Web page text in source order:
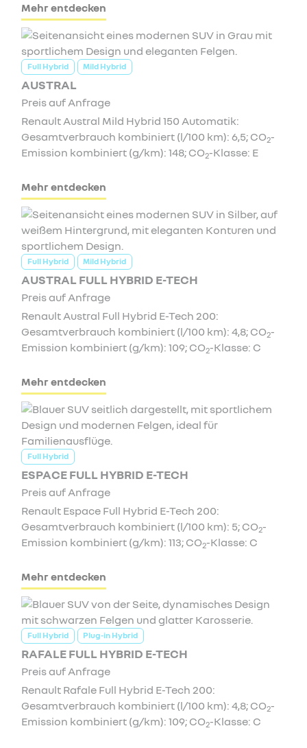
Mehr entdecken
Full Hybrid Mild Hybrid
AUSTRAL
Preis auf Anfrage
Renault Austral Mild Hybrid 150 Automatik:
Gesamtverbrauch kombiniert (l/100 km): 6,5; CO2-
Emission kombiniert (g/km): 148; CO2-Klasse: E
Mehr entdecken
Full Hybrid Mild Hybrid
AUSTRAL FULL HYBRID E-TECH
Preis auf Anfrage
Renault Austral Full Hybrid E-Tech 200:
Gesamtverbrauch kombiniert (l/100 km): 4,8; CO2-
Emission kombiniert (g/km): 109; CO2-Klasse: C
Mehr entdecken
Full Hybrid
ESPACE FULL HYBRID E-TECH
Preis auf Anfrage
Renault Espace Full Hybrid E-Tech 200:
Gesamtverbrauch kombiniert (l/100 km): 5; CO2-
Emission kombiniert (g/km): 113; CO2-Klasse: C
Mehr entdecken
Full Hybrid Plug-in Hybrid
RAFALE FULL HYBRID E-TECH
Preis auf Anfrage
Renault Rafale Full Hybrid E-Tech 200:
Gesamtverbrauch kombiniert (l/100 km): 4,8; CO2-
Emission kombiniert (g/km): 109; CO2-Klasse: C